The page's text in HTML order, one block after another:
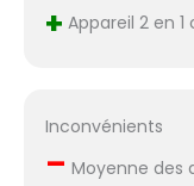
+ Appareil 2 en
Inconvénients
– Moyenne des